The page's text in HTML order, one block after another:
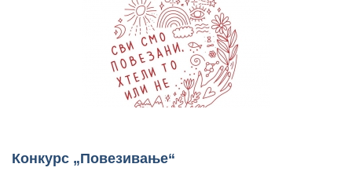
Конкурс „Повезивање“